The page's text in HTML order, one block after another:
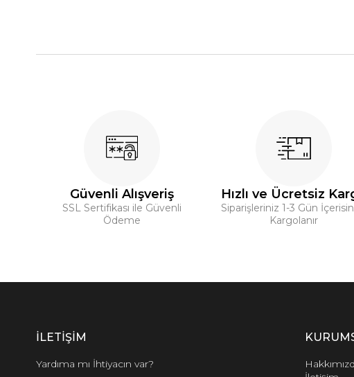
Güvenli Alışveriş
SSL Sertifikası ile Güvenli
Ödeme
Hızlı ve Ücretsiz
Siparişleriniz 1-3 Gün
Kargolanır
İLETİŞİM
Yardıma mı İhtiyacın var?